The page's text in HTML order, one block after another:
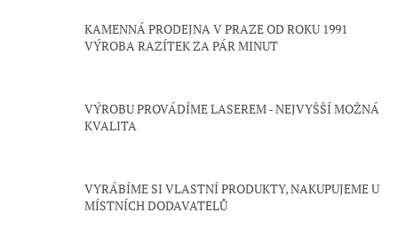
KAMENNÁ PRODEJNA V PRAZE OD ROKU 1991
VÝROBA RAZÍTEK ZA PÁR MINUT
VÝROBU PROVÁDÍME LASEREM - NEJVYŠŠÍ MOŽNÁ
KVALITA
VYRÁBÍME SI VLASTNÍ PRODUKTY, NAKUPUJEME U
MÍSTNÍCH DODAVATELŮ